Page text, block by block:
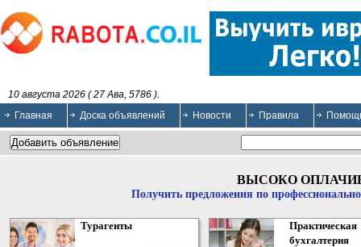
10 августа 2026 ( 27 Ава, 5786 ).
Главная
Доска объявлений Новости Правила
ВЫСОКО
Получить предложения по
Турагенты
Практическая
бухгалтерия